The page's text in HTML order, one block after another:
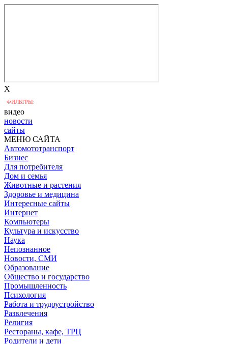
X
ФИЛЬТРЫ:
видео
новости
сайты
МЕНЮ САЙТА
Автомототранспорт
Бизнес
Для потребителя
Дом и семья
Животные и растения
Здоровье и медицина
Интересные сайты
Интернет
Компьютеры
Культура и искусство
Наука
Непознанное
Новости, СМИ
Образование
Общество и государство
Промышленность
Психология
Работа и трудоустройство
Развлечения
Религия
Рестораны, кафе, ТРЦ
Родители и дети